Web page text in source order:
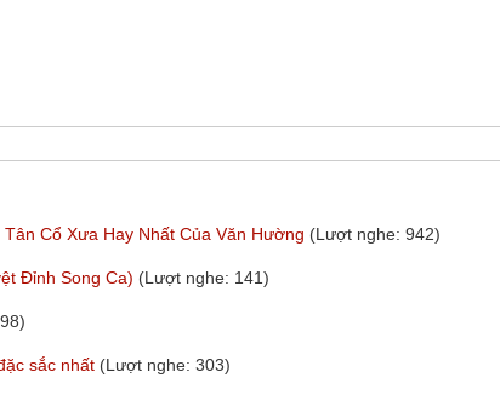
Cổ Xưa Hay Nhất Của Văn Hường (Lượt nghe: 942)
Đỉnh Song Ca) (Lượt nghe: 141)
sắc nhất (Lượt nghe: 303)